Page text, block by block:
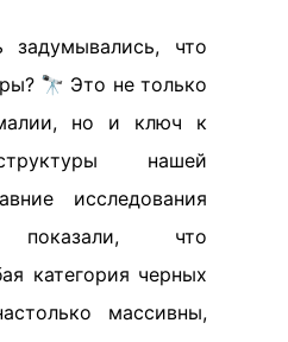
задумывались, что
🔭 Это не только
но и ключ к
нашей
исследования
показали, что
категория черных
массивны,